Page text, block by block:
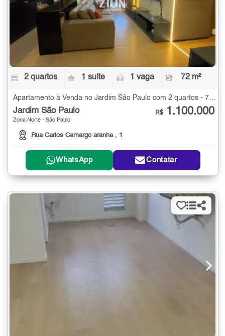
2 quartos 1 suíte 1 vaga 72 m²
Apartamento à Venda no Jardim São Paulo com 2 quartos - 72 m²
Jardim São Paulo
Zona Norte - São Paulo
Rua Carlos Camargo aranha , 1
R$ 1.100.000
WhatsApp Contatar